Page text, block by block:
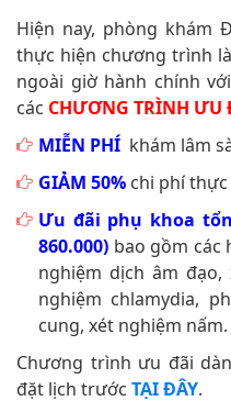
Hiện nay, phòng khám
thực hiện chương trình
ngoài giờ hành chính với
các CHƯƠNG TRÌNH ƯU
MIỄN PHÍ khám lâm
GIẢM 50% chi phí
Ưu đãi phụ khoa
860.000) bao gồm các
nghiệm dịch âm đạo,
nghiệm chlamydia,
cung, xét nghiệm nấm.
Chương trình ưu đãi
đặt lịch trước TẠI ĐÂY.